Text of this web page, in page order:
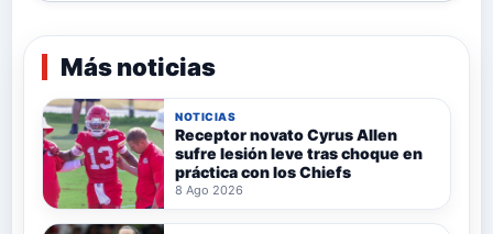
Más noticias
NOTICIAS
Receptor novato Cyrus Allen
sufre lesión leve tras choque en
práctica con los Chiefs
8 Ago 2026